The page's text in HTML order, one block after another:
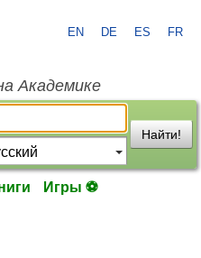
EN DE ES FR
Академике
Найти!
Игры ⚽